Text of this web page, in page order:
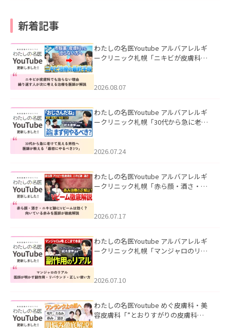
新着記事
わたしの名医Youtube アルバアレルギ
ークリニック札幌「ニキビが皮膚科で
ました。
2026.08.07
わたしの名医Youtube アルバアレルギ
ークリニック札幌「30代から急に老け
た。
2026.07.24
わたしの名医Youtube アルバアレルギ
ークリニック札幌「赤ら顔・酒さ・ニ
した。
2026.07.17
わたしの名医Youtube アルバアレルギ
ークリニック札幌「マンジャロのリア
た。
2026.07.10
わたしの名医Youtube めぐ皮膚科・美
容皮膚科「”とおりすがりの皮膚科